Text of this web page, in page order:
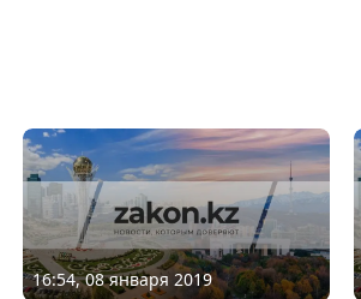
16:54, 08 января 2019